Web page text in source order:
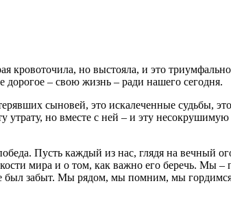
но выстояла, и это
– свою жизнь – ради нашего сегодня.
сыновей, это искалеченные судьбы,
но вместе с ней – и эту
Пусть каждый из нас, глядя на вечный
мира и о том, как важно его беречь. Мы
был забыт. Мы рядом, мы помним, мы